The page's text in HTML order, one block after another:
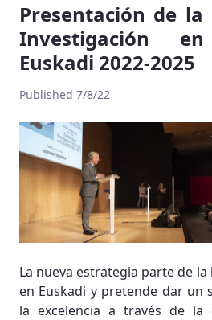
Presentación de la
Investigación
Euskadi 2022-2025
Published 7/8/22
La nueva estrategia parte de
en Euskadi y pretende dar un
la excelencia a través de la